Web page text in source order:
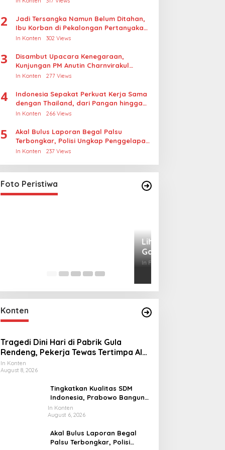
2
Jadi Tersangka Namun Belum Ditahan,
Ibu Korban di Pekalongan Pertanyakan
Keseriusan Polisi Tangani Kasus
In Konten 302 Views
3
Disambut Upacara Kenegaraan,
Kunjungan PM Anutin Charnvirakul
Perkuat Hubungan Indonesia-Thailand
In Konten 277 Views
4
Indonesia Sepakat Perkuat Kerja Sama
dengan Thailand, dari Pangan hingga
Ekonomi Digital
In Konten 266 Views
5
Akal Bulus Laporan Begal Palsu
Terbongkar, Polisi Ungkap Penggelapan
Uang Perusahaan untuk Crypto
In Konten 237 Views
Foto Peristiwa
Gabungan dan Penembakan
Senjata Khusus TNI
In Foto Peristiwa |
Konten
Tragedi Dini Hari di Pabrik Gula
Rendeng, Pekerja Tewas Tertimpa Alat
Pengangkat Tebu
In Konten
August 8, 2026
Tingkatkan Kualitas SDM
Indonesia, Prabowo Bangun
Sekolah Unggulan hingga
Undang Universitas Terbaik
In Konten
August 6, 2026
Akal Bulus Laporan Begal
Palsu Terbongkar, Polisi